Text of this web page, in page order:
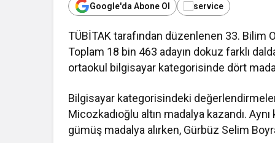
Google'da Abone Ol
TÜBİTAK tarafından düzenlenen 33. Bilim
Toplam 18 bin 463 adayın dokuz farklı
ortaokul bilgisayar kategorisinde dört
Bilgisayar kategorisindeki
Micozkadıoğlu altın madalya kazandı.
gümüş madalya alırken, Gürbüz Selim